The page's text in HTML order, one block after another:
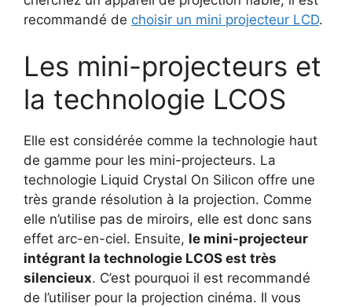
recommandé de choisir un mini projecteur LCD.
Les mini-projecteurs et
la technologie LCOS
Elle est considérée comme la technologie haut
de gamme pour les mini-projecteurs. La
technologie Liquid Crystal On Silicon offre une
très grande résolution à la projection. Comme
elle n’utilise pas de miroirs, elle est donc sans
effet arc-en-ciel. Ensuite, le mini-projecteur
intégrant la technologie LCOS est très
silencieux. C’est pourquoi il est recommandé
de l’utiliser pour la projection cinéma. Il vous